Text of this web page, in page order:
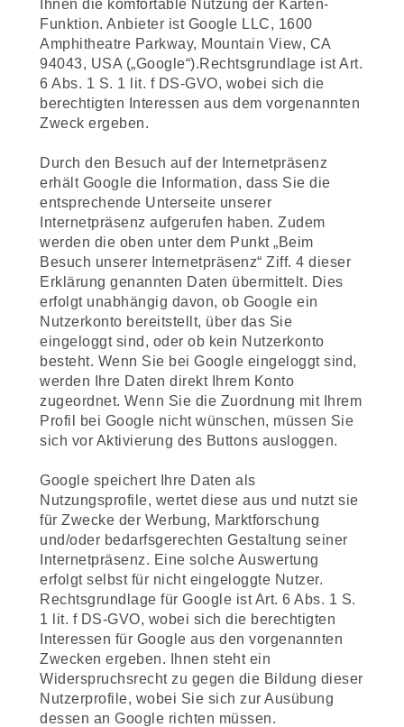
Ihnen die komfortable Nutzung der Karten-
Funktion. Anbieter ist Google LLC, 1600
Amphitheatre Parkway, Mountain View, CA
94043, USA („Google“).Rechtsgrundlage ist Art.
6 Abs. 1 S. 1 lit. f DS-GVO, wobei sich die
berechtigten Interessen aus dem vorgenannten
Zweck ergeben.
Durch den Besuch auf der Internetpräsenz
erhält Google die Information, dass Sie die
entsprechende Unterseite unserer
Internetpräsenz aufgerufen haben. Zudem
werden die oben unter dem Punkt „Beim
Besuch unserer Internetpräsenz“ Ziff. 4 dieser
Erklärung genannten Daten übermittelt. Dies
erfolgt unabhängig davon, ob Google ein
Nutzerkоnto bereitstellt, über das Sie
eingeloggt sind, oder ob kein Nutzerkonto
besteht. Wenn Sie bei Google eingeloggt sind,
werden Ihre Daten direkt Ihrem Konto
zugeordnet. Wenn Sie die Zuordnung mit Ihrem
Profil bei Google nicht wünschen, müssen Sie
sich vor Aktivierung des Buttons ausloggen.
Google speichert Ihre Daten als
Nutzungsprofile, wertet diese aus und nutzt sie
für Zwecke der Werbung, Marktforschung
und/oder bedarfsgerechten Gestaltung seiner
Internetpräsenz. Eine solche Auswertung
erfolgt selbst für nicht eingeloggte Nutzer.
Rechtsgrundlage für Google ist Art. 6 Abs. 1 S.
1 lit. f DS-GVO, wobei sich die berechtigten
Interessen für Google aus den vorgenannten
Zwecken ergeben. Ihnen steht ein
Widerspruchsrecht zu gegen die Bildung dieser
Nutzerprofile, wobei Sie sich zur Ausübung
dessen an Google richten müssen.